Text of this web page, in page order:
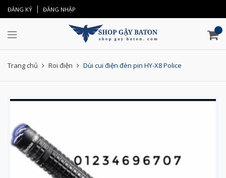
ĐĂNG KÝ ĐĂNG NHẬP
Trang chủ Roi điện Dùi cui điện đèn pin HY-X8 Police